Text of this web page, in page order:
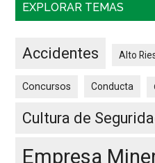
EXPLORAR TEMAS
Accidentes Alto
Concursos Conducta
Cultura de
Empresa